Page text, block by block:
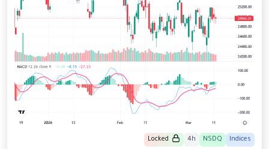
Indices
NSDQ
4h
Locked